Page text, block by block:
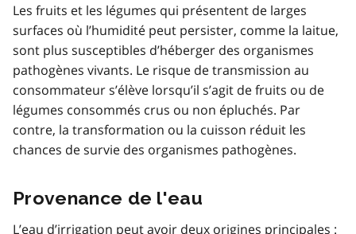
Les fruits et les légumes qui présentent de larges
surfaces où l’humidité peut persister, comme la laitue,
sont plus susceptibles d’héberger des organismes
pathogènes vivants. Le risque de transmission au
consommateur s’élève lorsqu’il s’agit de fruits ou de
légumes consommés crus ou non épluchés. Par
contre, la transformation ou la cuisson réduit les
chances de survie des organismes pathogènes.
Provenance de l'eau
L’eau d’irrigation peut avoir deux origines principales :